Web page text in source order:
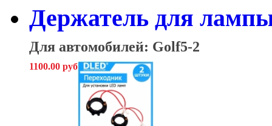
Держатель для
Для автомобилей: Golf5-2
1100.00 руб